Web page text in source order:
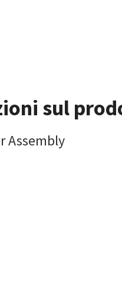
sul
Assembly